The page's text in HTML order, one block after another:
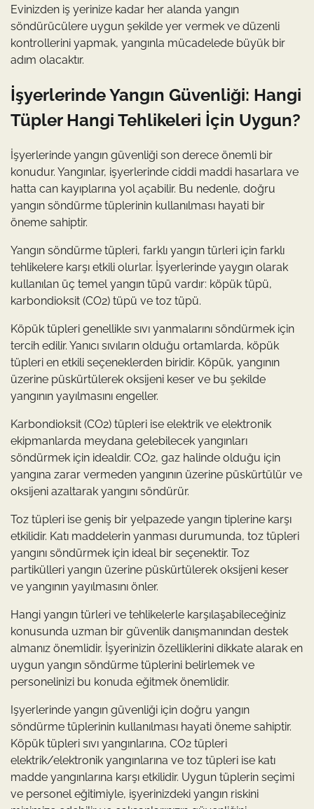
Evinizden iş yerinize kadar her alanda yangın
söndürücülere uygun şekilde yer vermek ve düzenli
kontrollerini yapmak, yangınla mücadelede büyük bir
adım olacaktır.
İşyerlerinde Yangın Güvenliği: Hangi
Tüpler Hangi Tehlikeleri İçin Uygun?
İşyerlerinde yangın güvenliği son derece önemli bir
konudur. Yangınlar, işyerlerinde ciddi maddi hasarlara ve
hatta can kayıplarına yol açabilir. Bu nedenle, doğru
yangın söndürme tüplerinin kullanılması hayati bir
öneme sahiptir.
Yangın söndürme tüpleri, farklı yangın türleri için farklı
tehlikelere karşı etkili olurlar. İşyerlerinde yaygın olarak
kullanılan üç temel yangın tüpü vardır: köpük tüpü,
karbondioksit (CO2) tüpü ve toz tüpü.
Köpük tüpleri genellikle sıvı yanmalarını söndürmek için
tercih edilir. Yanıcı sıvıların olduğu ortamlarda, köpük
tüpleri en etkili seçeneklerden biridir. Köpük, yangının
üzerine püskürtülerek oksijeni keser ve bu şekilde
yangının yayılmasını engeller.
Karbondioksit (CO2) tüpleri ise elektrik ve elektronik
ekipmanlarda meydana gelebilecek yangınları
söndürmek için idealdir. CO2, gaz halinde olduğu için
yangına zarar vermeden yangının üzerine püskürtülür ve
oksijeni azaltarak yangını söndürür.
Toz tüpleri ise geniş bir yelpazede yangın tiplerine karşı
etkilidir. Katı maddelerin yanması durumunda, toz tüpleri
yangını söndürmek için ideal bir seçenektir. Toz
partikülleri yangın üzerine püskürtülerek oksijeni keser
ve yangının yayılmasını önler.
Hangi yangın türleri ve tehlikelerle karşılaşabileceğiniz
konusunda uzman bir güvenlik danışmanından destek
almanız önemlidir. İşyerinizin özelliklerini dikkate alarak en
uygun yangın söndürme tüplerini belirlemek ve
personelinizi bu konuda eğitmek önemlidir.
Işyerlerinde yangın güvenliği için doğru yangın
söndürme tüplerinin kullanılması hayati öneme sahiptir.
Köpük tüpleri sıvı yangınlarına, CO2 tüpleri
elektrik/elektronik yangınlarına ve toz tüpleri ise katı
madde yangınlarına karşı etkilidir. Uygun tüplerin seçimi
ve personel eğitimiyle, işyerinizdeki yangın riskini